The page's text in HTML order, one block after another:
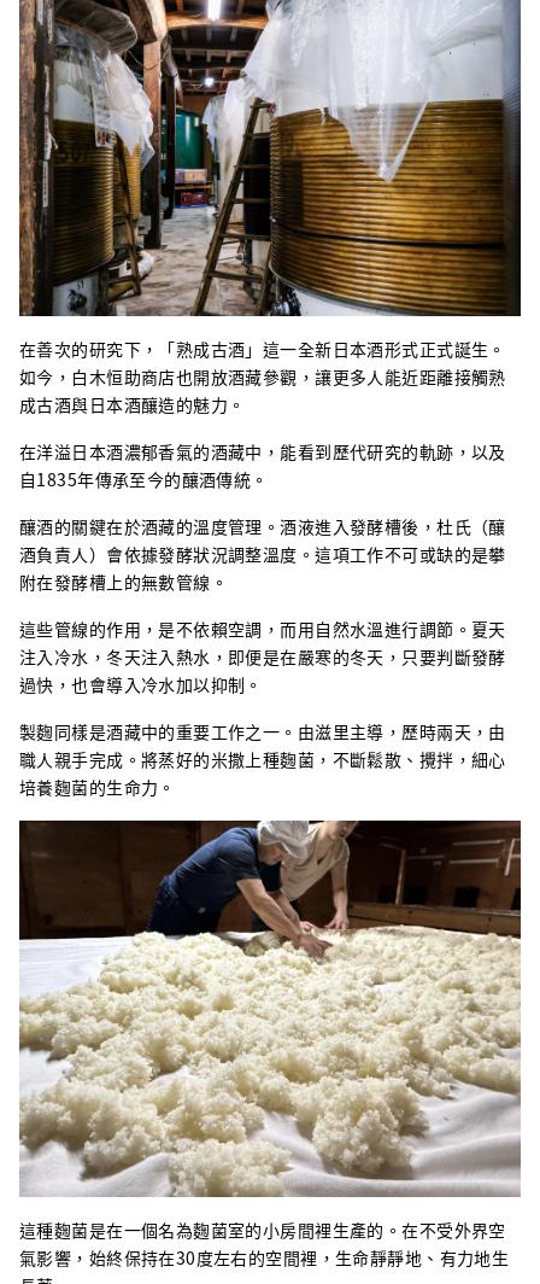
在善次的研究下，「熟成古酒」這一全新日本酒形式正式誕生。
如今，白木恒助商店也開放酒藏參觀，讓更多人能近距離接觸熟
成古酒與日本酒釀造的魅力。
在洋溢日本酒濃郁香氣的酒藏中，能看到歷代研究的軌跡，以及
自1835年傳承至今的釀酒傳統。
釀酒的關鍵在於酒藏的溫度管理。酒液進入發酵槽後，杜氏（釀
酒負責人）會依據發酵狀況調整溫度。這項工作不可或缺的是攀
附在發酵槽上的無數管線。
這些管線的作用，是不依賴空調，而用自然水溫進行調節。夏天
注入冷水，冬天注入熱水，即便是在嚴寒的冬天，只要判斷發酵
過快，也會導入冷水加以抑制。
製麴同樣是酒藏中的重要工作之一。由滋里主導，歷時兩天，由
職人親手完成。將蒸好的米撒上種麴菌，不斷鬆散、攪拌，細心
培養麴菌的生命力。
這種麴菌是在一個名為麴菌室的小房間裡生產的。在不受外界空
氣影響，始終保持在30度左右的空間裡，生命靜靜地、有力地生